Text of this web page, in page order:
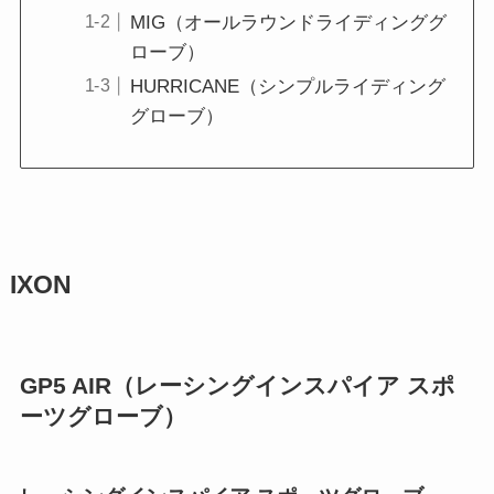
MIG（オールラウンドライディンググ
ローブ）
HURRICANE（シンプルライディング
グローブ）
IXON
GP5 AIR（レーシングインスパイア スポ
ーツグローブ）